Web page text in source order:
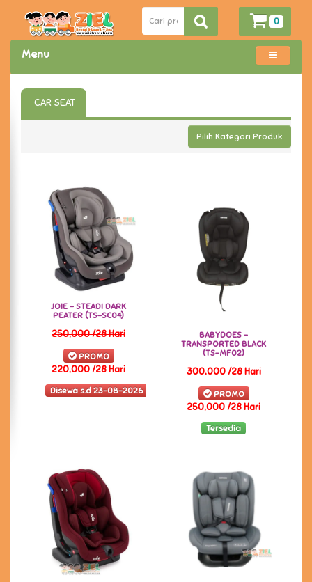
0
Menu
CAR SEAT
Pilih Kategori Produk
JOIE - STEADI DARK
PEATER (TS-SC04)
250,000 /28 Hari
PROMO
220,000 /28 Hari
Disewa s.d 23-08-2026
BABYDOES -
TRANSPORTED BLACK
(TS-MF02)
300,000 /28 Hari
PROMO
250,000 /28 Hari
Tersedia